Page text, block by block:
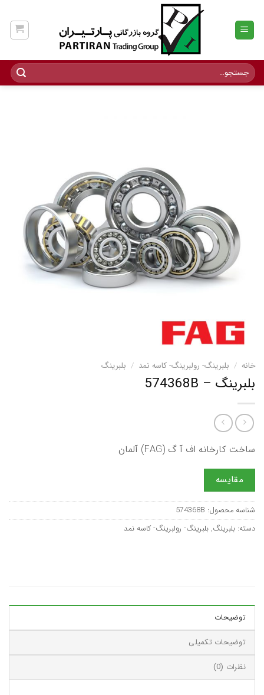
content
جستجو
برای:
خانه / بلبرینگ- رولبرینگ- کاسه نمد / بلبرینگ
بلبرینگ – 574368B
ساخت کارخانه اف آ گ (FAG) آلمان
مقایسه
شناسه محصول: 574368B
دسته: بلبرینگ, بلبرینگ- رولبرینگ- کاسه نمد
توضیحات
توضیحات تکمیلی
نظرات (0)